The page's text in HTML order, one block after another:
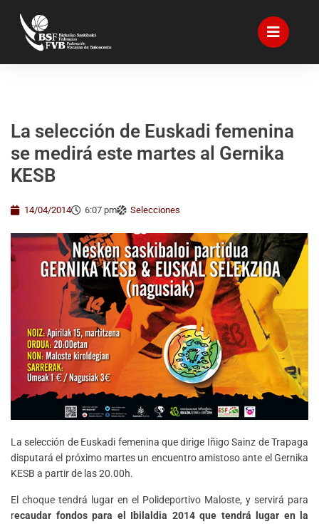
La selección de Euskadi femenina
se medirá este martes al Gernika
KESB
14/04/2014 6:07 pm Selecciones
La selección de Euskadi femenina que dirige Iñigo Sainz de Trapaga
disputará el próximo martes un encuentro amistoso ante el Gernika
KESB a partir de las 20.00h.
El choque tendrá lugar en el Polideportivo Maloste, y servirá para
recaudar fondos para el Ibilaldia 2014 que tendrá lugar en la